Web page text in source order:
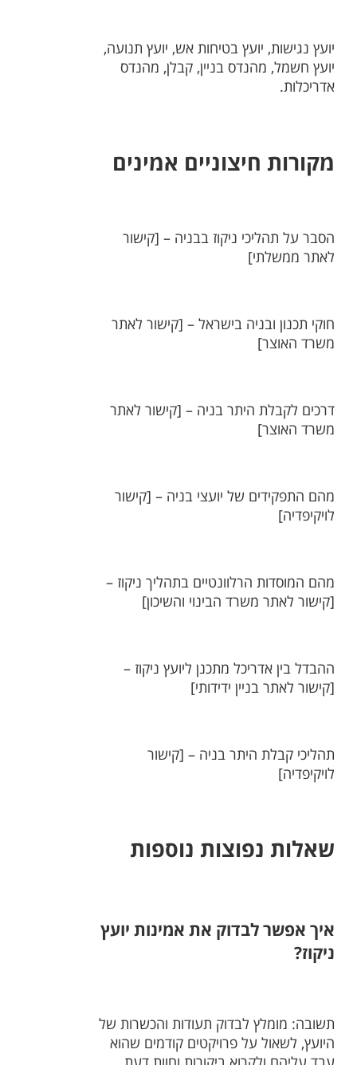
יועץ נגישות, יועץ בטיחות אש, יועץ תנועה,
יועץ חשמל, מהנדס בניין, קבלן, מהנדס
אדריכלות.
מקורות חיצוניים אמינים
הסבר על תהליכי ניקוז בבניה – [קישור
לאתר ממשלתי]
חוקי תכנון ובניה בישראל – [קישור לאתר
משרד האוצר]
דרכים לקבלת היתר בניה – [קישור לאתר
משרד האוצר]
מהם התפקידים של יועצי בניה – [קישור
לויקיפדיה]
מהם המוסדות הרלוונטיים בתהליך ניקוז –
[קישור לאתר משרד הבינוי והשיכון]
ההבדל בין אדריכל מתכנן ליועץ ניקוז –
[קישור לאתר בניין ידידותי]
תהליכי קבלת היתר בניה – [קישור
לויקיפדיה]
שאלות נפוצות נוספות
איך אפשר לבדוק את אמינות יועץ
ניקוז?
תשובה: מומלץ לבדוק תעודות והכשרות של
היועץ, לשאול על פרויקטים קודמים שהוא